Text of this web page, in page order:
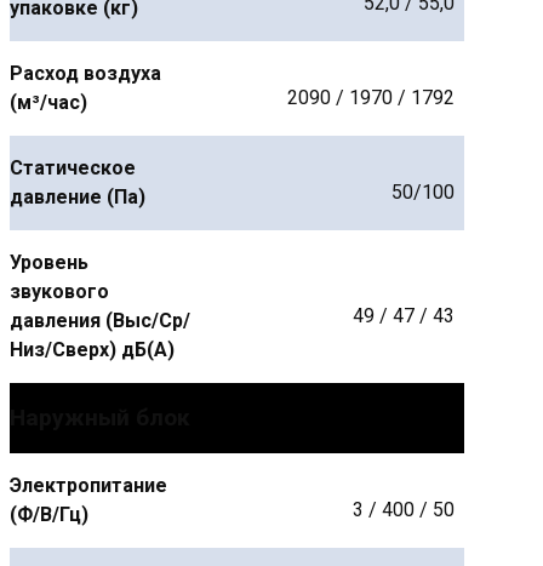
упаковке (кг)
Расход воздуха
(м³/час)
2090 / 1970 / 1792
Статическое
давление (Па)
50/100
Уровень
звукового
давления (Выс/Ср/
Низ/Сверх) дБ(А)
49 / 47 / 43
Электропитание
(Ф/В/Гц)
3 / 400 / 50